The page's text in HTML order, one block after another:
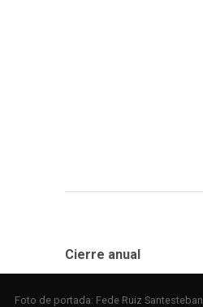
Cierre anual
Foto de portada: Fede Ruiz Santesteban